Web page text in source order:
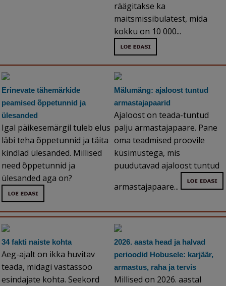
räägitakse ka
maitsmissibulatest, mida
kokku on 10 000...
Erinevate tähemärkide
peamised õppetunnid ja
ülesanded
Igal päikesemärgil tuleb elus
läbi teha õppetunnid ja täita
kindlad ülesanded. Millised
need õppetunnid ja
ülesanded aga on?
Mälumäng: ajaloost tuntud
armastajapaarid
Ajaloost on teada-tuntud
palju armastajapaare. Pane
oma teadmised proovile
küsimustega, mis
puudutavad ajaloost tuntud
armastajapaare...
34 fakti naiste kohta
Aeg-ajalt on ikka huvitav
teada, midagi vastassoo
esindajate kohta. Seekord
2026. aasta head ja halvad
perioodid Hobusele: karjäär,
armastus, raha ja tervis
Millised on 2026. aastal